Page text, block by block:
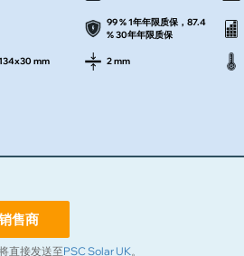
99 % 1年年限质保，87.4
% 30年年限质保
mm 2 mm
售商
直接发送至PSC Solar UK。